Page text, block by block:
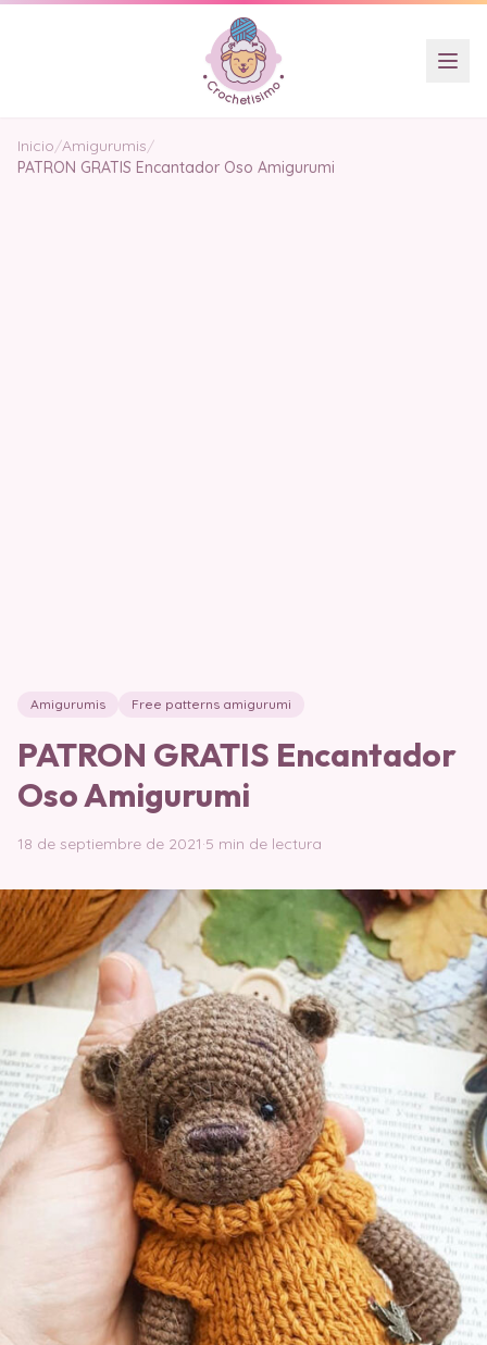
Inicio/Amigurumis/
PATRON GRATIS Encantador Oso Amigurumi
Amigurumis Free patterns amigurumi
PATRON GRATIS Encantador
Oso Amigurumi
18 de septiembre de 2021·5 min de lectura